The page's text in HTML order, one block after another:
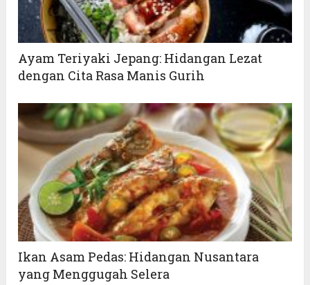
Ayam Teriyaki Jepang: Hidangan Lezat
dengan Cita Rasa Manis Gurih
Ikan Asam Pedas: Hidangan Nusantara
yang Menggugah Selera